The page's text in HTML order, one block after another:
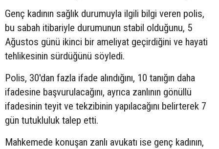
Genç kadının sağlık durumuyla ilgili bilgi veren polis,
bu sabah itibariyle durumunun stabil olduğunu, 5
Ağustos günü ikinci bir ameliyat geçirdiğini ve hayati
tehlikesinin sürdüğünü söyledi.
Polis, 30'dan fazla ifade alındığını, 10 tanığın daha
ifadesine başvurulacağını, ayrıca zanlının gönüllü
ifadesinin teyit ve tekzibinin yapılacağını belirterek 7
gün tutukluluk talep etti.
Mahkemede konuşan zanlı avukatı ise genç kadının,